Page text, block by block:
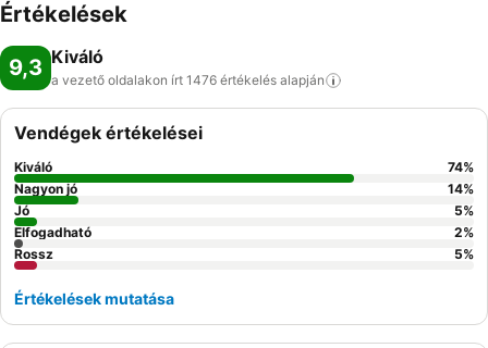
Értékelések
9,3 Kiváló
a vezető oldalakon írt 1476 értékelés alapján
Vendégek értékelései
Kiváló 74%
Nagyon jó
14%
Jó
5%
Elfogadható
2%
Rossz
5%
Értékelések mutatása